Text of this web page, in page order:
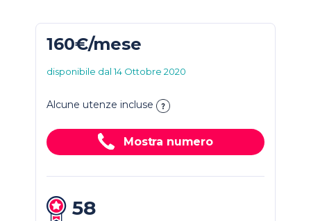
160€/mese
disponibile dal 14 Ottobre 2020
Alcune utenze incluse
Mostra numero
58